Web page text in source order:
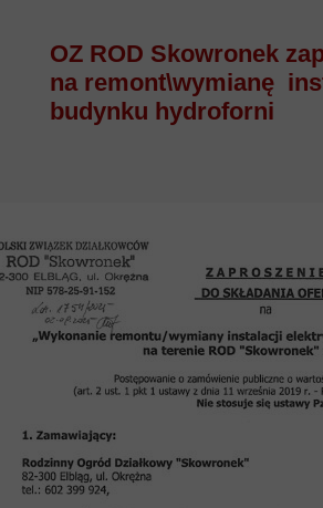
OZ ROD Skowronek
na remont\wymianę
budynku hydroforni